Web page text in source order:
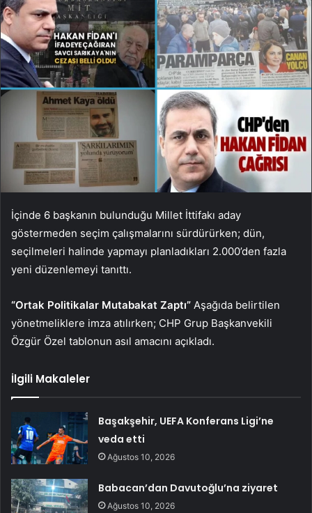
İçinde 6 başkanın bulunduğu Millet İttifakı aday
göstermeden seçim çalışmalarını sürdürürken; dün,
seçilmeleri halinde yapmayı planladıkları 2.000’den fazla
yeni düzenlemeyi tanıttı.
“Ortak Politikalar Mutabakat Zaptı” Aşağıda belirtilen
yönetmeliklere imza atılırken; CHP Grup Başkanvekili
Özgür Özel tablonun asıl amacını açıkladı.
İlgili Makaleler
Başakşehir, UEFA Konferans Ligi’ne
veda etti
Ağustos 10, 2026
Babacan’dan Davutoğlu’na ziyaret
Ağustos 10, 2026